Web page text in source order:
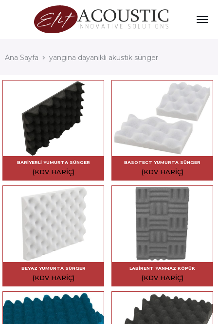
Ana Sayfa yangına dayanıklı akustik sünger
BARIYERLI YUMURTA SÜNGER
(KDV HARIÇ)
BASOTECT YUMURTA SÜNGER
(KDV HARIÇ)
BEYAZ YUMURTA SÜNGER
(KDV HARIÇ)
LABIRENT YANMAZ KÖPÜK
(KDV HARIÇ)